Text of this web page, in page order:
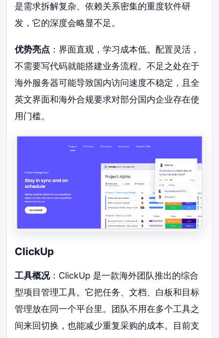
是需求拆解复杂、依赖关系密集的重度软件研
发，它的深度会略显不足。
优势亮点 ：界面直观，学习成本低。配置灵活，
不需要写代码就能搭建业务流程。不足之处在于
海外服务器可能导致国内访问速度不稳定，且全
英文界面和海外合规要求对部分国内企业存在使
用门槛。
ClickUp
工具概况：ClickUp 是一款海外团队推出的综合
型项目管理工具。它把任务、文档、白板和目标
管理放在同一个平台里。团队不用在多个工具之
间来回切换，也能减少重复采购的成本。目前支